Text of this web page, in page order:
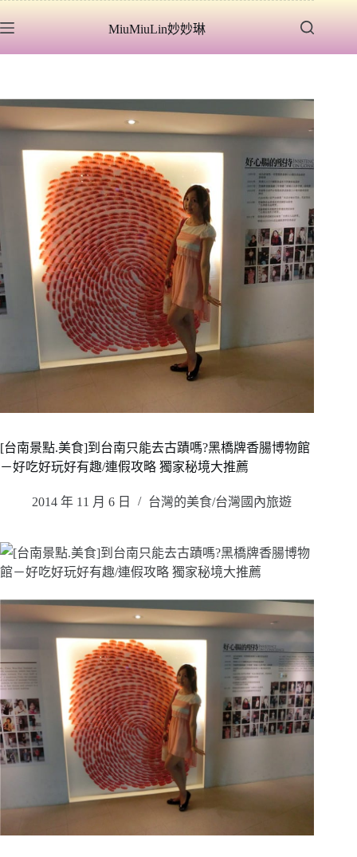
至
容
MiuMiuLin妙妙琳
[台南景點.美食]到台南只能去古蹟嗎?黑橋牌香腸博物館
－好吃好玩好有趣/連假攻略 獨家秘境大推薦
2014 年 11 月 6 日 台灣的美食/台灣國內旅遊